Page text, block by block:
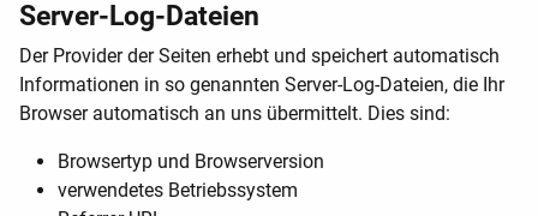
Server-Log-Dateien
Der Provider der Seiten erhebt und speichert automatisch
Informationen in so genannten Server-Log-Dateien, die Ihr
Browser automatisch an uns übermittelt. Dies sind:
Browsertyp und Browserversion
verwendetes Betriebssystem